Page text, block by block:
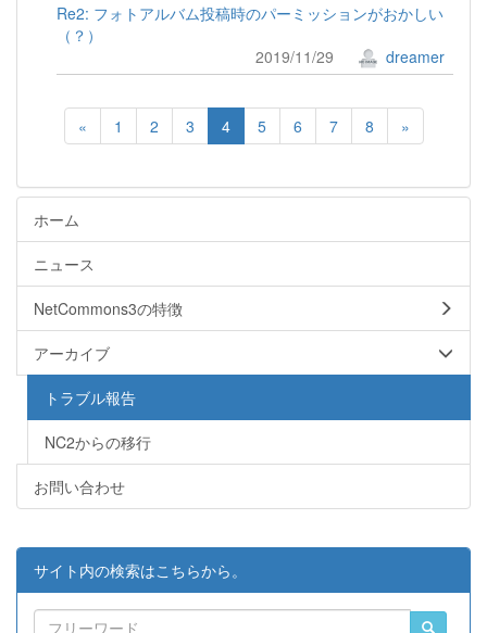
Re2: フォトアルバム投稿時のパーミッションがおかしい
（？）
2019/11/29
dreamer
« 1 2 3 4 5 6 7 8 »
ホーム
ニュース
NetCommons3の特徴
アーカイブ
トラブル報告
NC2からの移行
お問い合わせ
サイト内の検索はこちらから。